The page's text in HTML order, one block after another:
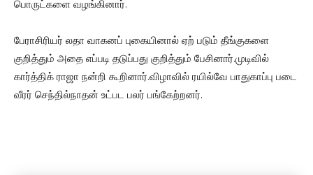
பொருட்களை வழங்கினார்.
பேராசிரியர் லதா வாகனப் புகையினால் ஏற் படும் தீங்குகளை
குறித்தும் அதை எப்படி தடுப்பது குறித்தும் பேசினார்.முடிவில்
கார்த்திக் ராஜா நன்றி கூறினார்.விழாவில் ரயில்வே பாதுகாப்பு படை
வீரர் செந்தில்நாதன் உட்பட பலர் பங்கேற்றனர்.